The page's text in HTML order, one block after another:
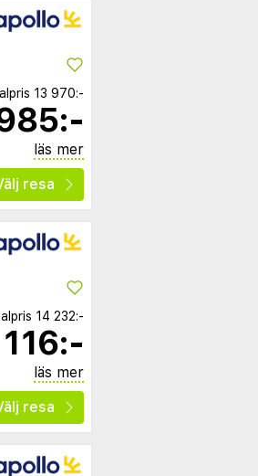
13 970:-
läs mer
resa
14 232:-
läs mer
resa